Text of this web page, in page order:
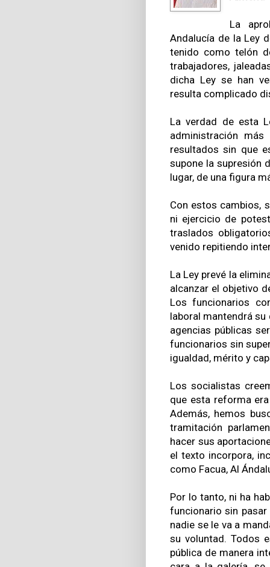
La
Andalucía de la Ley
tenido como telón
trabajadores,
dicha Ley se han
resulta complicado
La verdad de esta
administración
resultados sin que
supone la supresión
lugar, de una figura
Con estos cambios,
ni ejercicio de
traslados
venido repitiendo
La Ley prevé la
alcanzar el objetivo
Los funcionarios
laboral mantendrá
agencias públicas
funcionarios sin
igualdad, mérito y
Los socialistas
que esta reforma
Además, hemos
tramitación
hacer sus
el texto incorpora,
como Facua, Al
Por lo tanto, ni ha
funcionario sin pasar
nadie se le va a
su voluntad. Todos
pública de manera